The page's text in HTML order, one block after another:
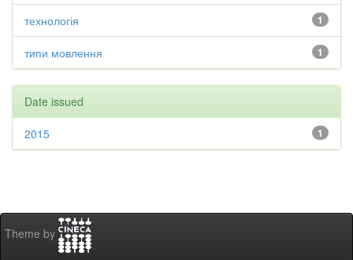
1
технологія
1
типи мовлення
Date issued
1
2015
Theme by